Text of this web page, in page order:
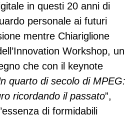
in questi 20 anni di
personale ai futuri
mentre Chiariglione
Workshop, un
che con il keynote
quarto di secolo di MPEG:
ricordando il passato”,
di formidabili